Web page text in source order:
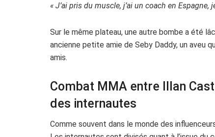
« J’ai pris du muscle, j’ai un coach en
Sur le même plateau, une autre bombe a été
ancienne petite amie de Seby Daddy, un aveu
amis.
Combat MMA entre Illan
des internautes
Comme souvent dans le monde des